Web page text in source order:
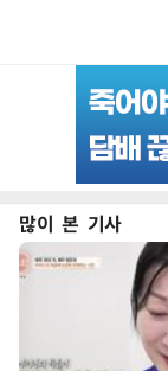
많이 본 기사